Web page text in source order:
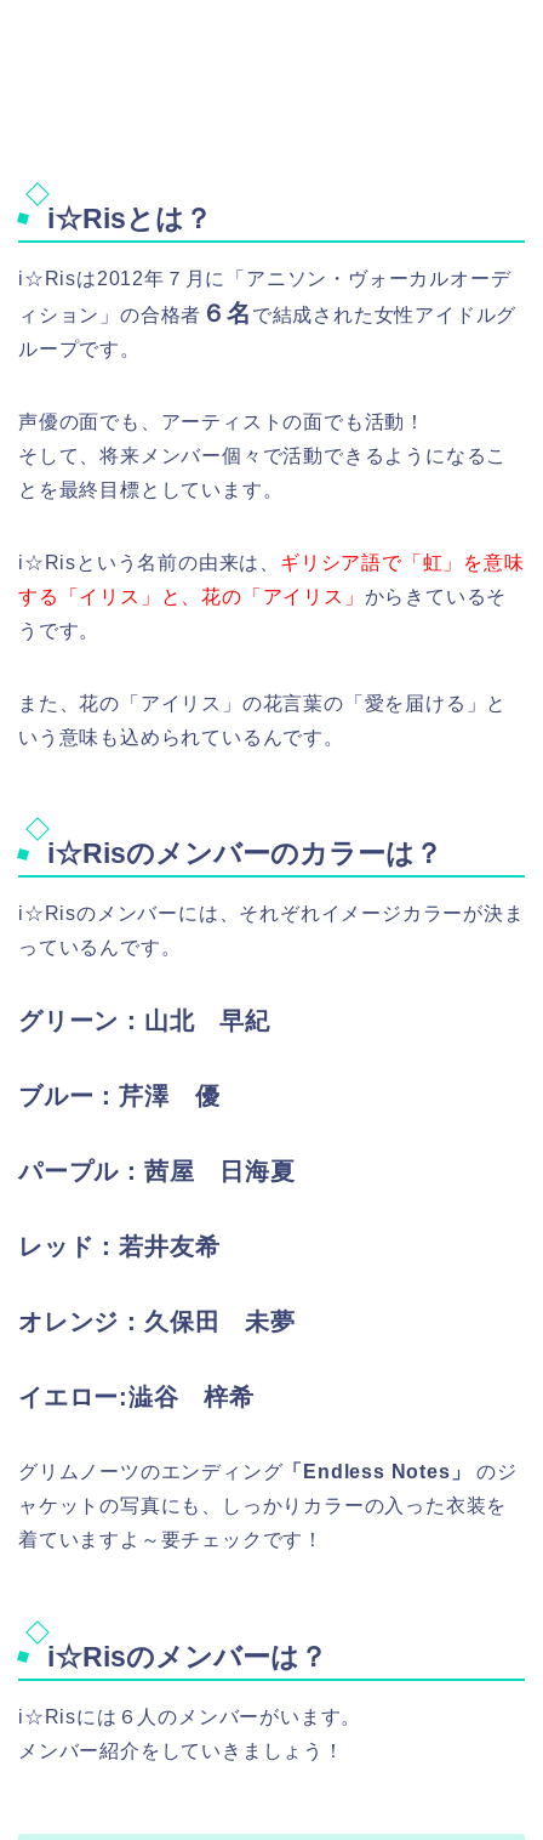
i☆Risとは？
i☆Risは2012年７月に「アニソン・ヴォーカルオーデ
ィション」の合格者 ６名 で結成された女性アイドルグ
ループです。
声優の面でも、アーティストの面でも活動！
そして、将来メンバー個々で活動できるようになるこ
とを最終目標としています。
i☆Risという名前の由来は、 ギリシア語で「虹」を意味
する「イリス」と、花の「アイリス」 からきているそ
うです。
また、花の「アイリス」の花言葉の「愛を届ける」と
いう意味も込められているんです。
i☆Risのメンバーのカラーは？
i☆Risのメンバーには、それぞれイメージカラーが決ま
っているんです。
グリーン：山北 早紀
ブルー：芹澤 優
パープル：茜屋 日海夏
レッド：若井友希
オレンジ：久保田 未夢
イエロー:澁谷 梓希
グリムノーツのエンディング 「Endless Notes」
のジ
ャケットの写真にも、しっかりカラーの入った衣装を
着ていますよ～要チェックです！
i☆Risのメンバーは？
i☆Risには６人のメンバーがいます。
メンバー紹介をしていきましょう！